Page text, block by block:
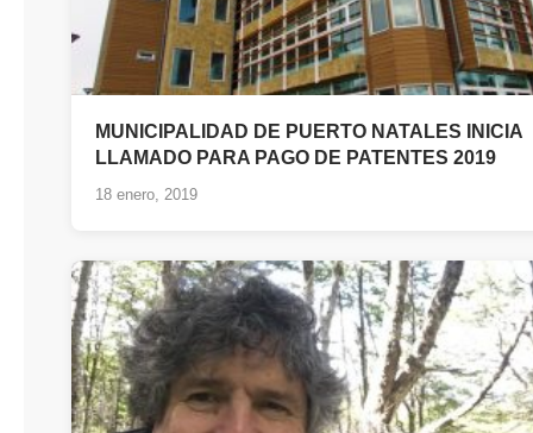
MUNICIPALIDAD DE PUERTO NATALES INICIA
LLAMADO PARA PAGO DE PATENTES 2019
18 enero, 2019